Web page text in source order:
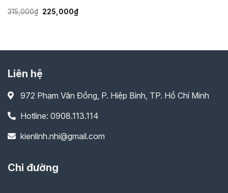
315,000₫ Giá
225,000₫Giá
hiện
Liên hệ
972 Phạm Văn Đồng, P. Hiệp Bình, TP. Hồ Chí Minh
Hotline: 0908.113.114
kienlinh.nhi@gmail.com
Chỉ đường